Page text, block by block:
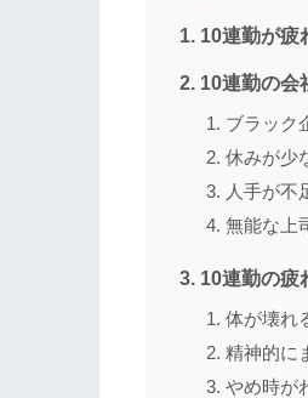
10連勤が疲
10連勤の会
ブラック
休みが少
人手が不
無能な上
10連勤の疲
体が壊れ
精神的に
やめ時が